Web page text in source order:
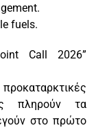
fuels.
Call 2026”
πληρούν τα
στο πρώτο